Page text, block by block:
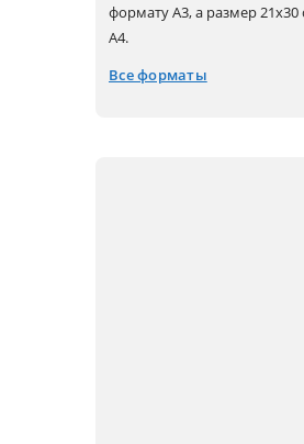
формату А3, а размер
А4.
Все форматы